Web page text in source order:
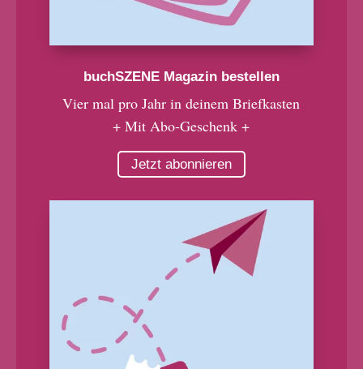
buchSZENE Magazin bestellen
Vier mal pro Jahr in deinem Briefkasten
+ Mit Abo-Geschenk +
Jetzt abonnieren